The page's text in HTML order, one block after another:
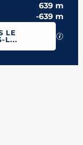
639 m
-639 m
LE
L...